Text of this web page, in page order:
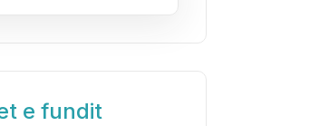
e fundit